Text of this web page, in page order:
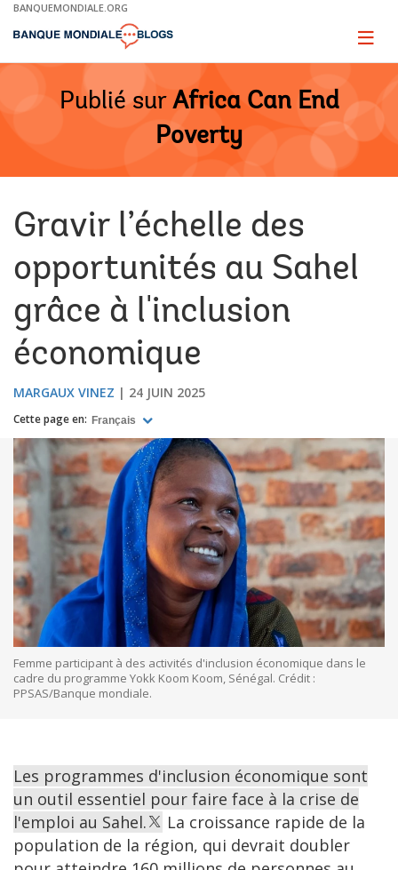
Skip
Main
BANQUEMONDIALE.ORG
Page
Publié sur Africa Can End
Poverty
Gravir l’échelle des
opportunités au Sahel
grâce à l'inclusion
économique
MARGAUX VINEZ 24 JUIN 2025
Cette page en: Français
Femme participant à des activités d'inclusion économique dans le
cadre du programme Yokk Koom Koom, Sénégal. Crédit :
PPSAS/Banque mondiale.
Les programmes d'inclusion économique sont
un outil essentiel pour faire face à la crise de
l'emploi au Sahel.
La croissance rapide de la
population de la région, qui devrait doubler